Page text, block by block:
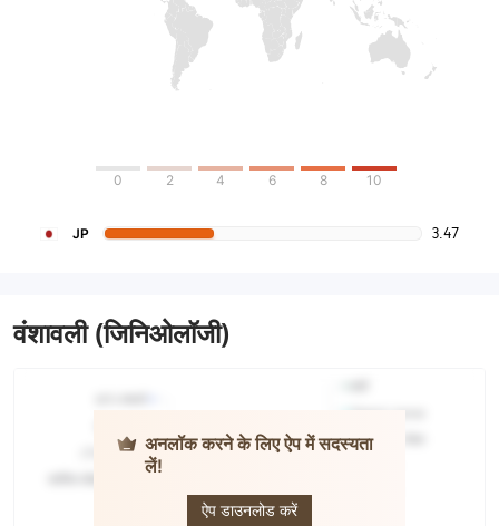
0 2 4 6 8 10
JP 3.47
वंशावली (जिनिओलॉजी)
अनलॉक करने के लिए ऐप में सदस्यता
लें!
ऐप डाउनलोड करें